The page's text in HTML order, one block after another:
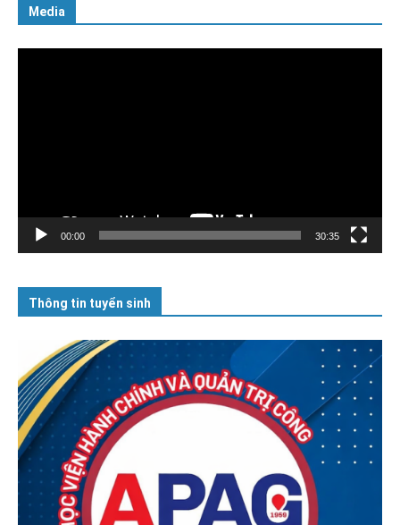
Media
00:00 30:35
Thông tin tuyển sinh